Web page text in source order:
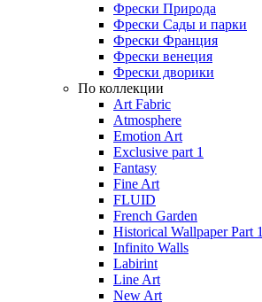
Фрески Природа
Фрески Сады и парки
Фрески Франция
Фрески венеция
Фрески дворики
По коллекции
Art Fabric
Atmosphere
Emotion Art
Exclusive part 1
Fantasy
Fine Art
FLUID
French Garden
Historical Wallpaper Part 1
Infinito Walls
Labirint
Line Art
New Art